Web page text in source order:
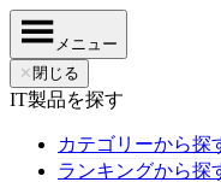
メニュー
✕ 閉じる
IT製品を探す
カテゴリーから探
ランキングから探